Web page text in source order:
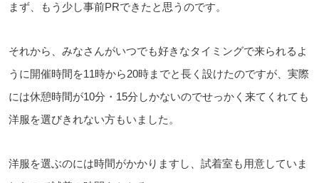
まず、もう少し事前PRできたと思うのです。
それから、みなさんがいつでも好きなタイミングで来られるよ
うに開催時間を11時から20時までと長く設けたのですが、実際
には休憩時間が10分・15分しかないのでせっかく来てくれても
洋服を選びきれない方もいました。
洋服を選ぶのには時間がかかりますし、試着室も用意していま